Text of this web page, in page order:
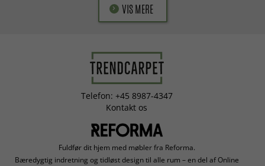
VIS MERE
Telefon: +45 8987-4347
Kontakt os
Fuldfør dit hjem med møbler fra Reforma.
Bæredygtig indretning og tidløst design til alle rum – en del af Online